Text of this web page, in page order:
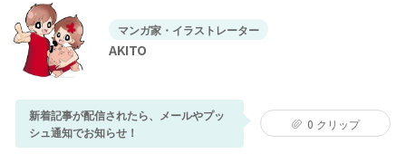
マンガ家・イラストレーター
AKITO
新着記事が配信されたら、メールやプッ
シュ通知でお知らせ！
0 クリップ